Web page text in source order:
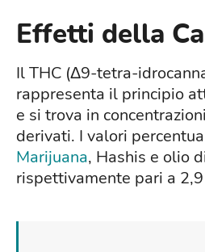
Effetti della
Il THC (Δ9-tetra-
rappresenta il principio
e si trova in
derivati. I valori
Marijuana, Hashis e olio
rispettivamente pari a